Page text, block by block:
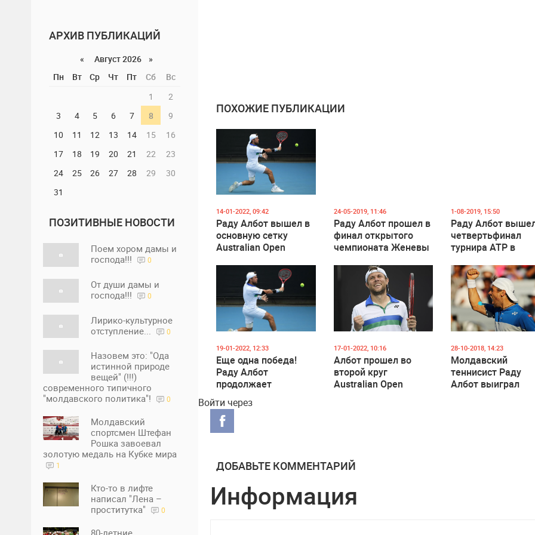
АРХИВ ПУБЛИКАЦИЙ
«
Август 2026 »
Пн
Вт Ср Чт Пт Сб
Вс
1
2
3
4 5 6 7 8
9
10
11 12 13 14 15
16
17
18 19 20 21 22
23
24
25 26 27 28 29
30
31
ПОЗИТИВНЫЕ НОВОСТИ
Поем хором дамы и
господа!!!
0
От души дамы и
господа!!!
0
Лирико-культурное
отступление...
0
Назовем это: "Ода
истинной природе
вещей" (!!!)
современного типичного
"молдавского политика"!
0
Молдавский
спортсмен Штефан
Рошка завоевал
золотую медаль на Кубке мира
1
Кто-то в лифте
написал "Лена –
проститутка"
0
ПОХОЖИЕ ПУБЛИКАЦИИ
14-01-2022, 09:42
Раду Албот вышел в
основную сетку
Australian Open
24-05-2019, 11:46
Раду Албот прошел в
финал открытого
чемпионата Женевы
1-08-2019, 15:50
Раду Албот
четвертьфинал
турнира ATP в
19-01-2022, 12:33
Еще одна победа!
Раду Албот
продолжает
Australian Open
17-01-2022, 10:16
Албот прошел во
второй круг
Australian Open
28-10-2018, 14:23
Молдавский
теннисист Раду
Албот выиграл
Войти через
ДОБАВЬТЕ КОММЕНТАРИЙ
Информация